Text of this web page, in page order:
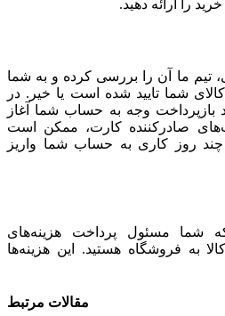
را ارائه دهید.
تیم ما آن را بررسی کرده و به شما
شما تایید شده است یا خیر. در
بازپرداخت وجه به حساب شما آغاز
صادرکننده کارت، ممکن است
چند روز کاری به حساب شما واریز
شما مسئول پرداخت هزینه‌های
به فروشگاه هستید. این هزینه‌ها
مقالات مرتبط